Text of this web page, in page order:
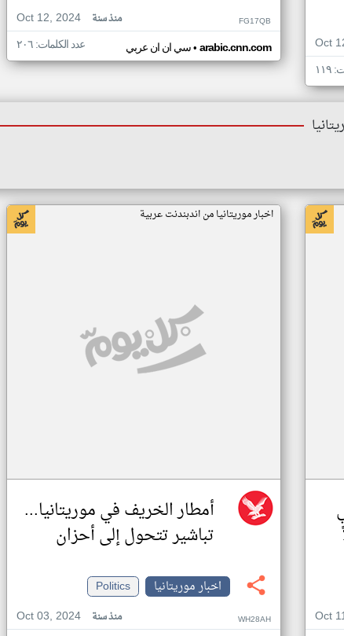
Oct
Oct 12, 2024
منذ سنة FG17QB
سي ان ان عربي• arabic.cnn.com عدد الكلمات: ٢٠٦
Oct
اخبار موريتانيا من اندبندنت عربية
أمطار الخريف في موريتانيا...
تباشير تتحول إلى أحزان
اخبار موريتانيا
Politics
Oct 03, 2024
منذ سنة WH28AH